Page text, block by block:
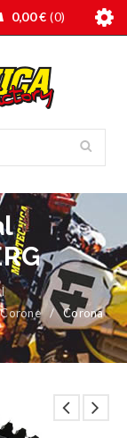
0,00€ 0
Corone /
Corona